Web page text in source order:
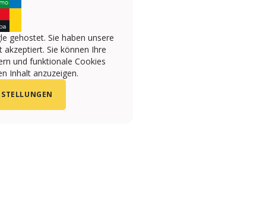
gehostet. Sie haben unsere
Sie können Ihre
und funktionale Cookies
Inhalt anzuzeigen.